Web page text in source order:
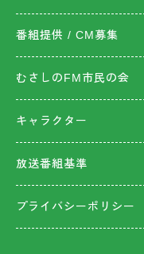
番組提供 / CM募集
むさしのFM市民の会
キャラクター
放送番組基準
プライバシーポリシー